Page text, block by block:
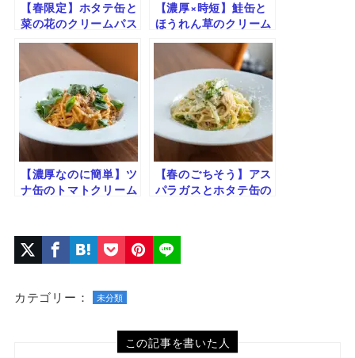
【春限定】ホタテ缶と
菜の花のクリームパス
絶品レシピ
【濃厚×時短】鮭缶と
ほうれん草のクリーム
缶詰レシピ
【濃厚なのに簡単】ツ
ナ缶のトマトクリーム
【春のごちそう】アス
パラガスとホタテ缶の
カテゴリー： 未分類
この記事を書いた人